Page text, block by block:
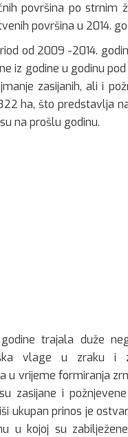
površina po strnim
površina u 2014.
od 2009 -2014.
iz godine u godinu
zasijanih, ali i
ha, što predstavlja
na prošlu godinu.
trajala duže
vlage u zraku i
u vrijeme formiranja
zasijane i
ukupan prinos je
u kojoj su